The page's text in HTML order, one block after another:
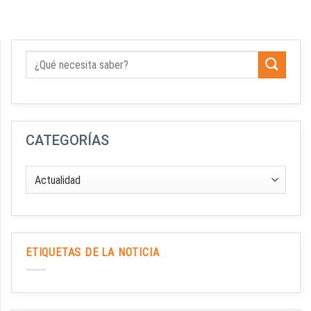
CATEGORÍAS
ETIQUETAS DE LA NOTICIA